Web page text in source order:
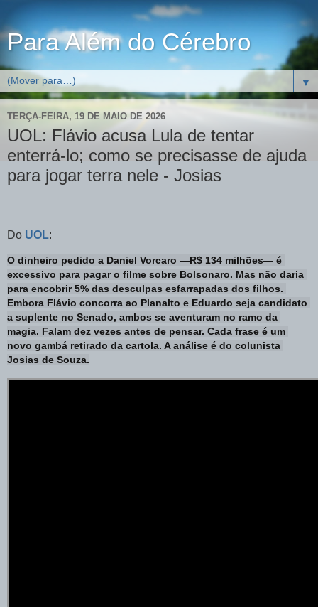
Para Além do Cérebro
▼
TERÇA-FEIRA, 19 DE MAIO DE 2026
UOL: Flávio acusa Lula de tentar
enterrá-lo; como se precisasse de ajuda
para jogar terra nele - Josias
Do UOL:
O dinheiro pedido a Daniel Vorcaro —R$ 134 milhões— é
excessivo para pagar o filme sobre Bolsonaro. Mas não daria
para encobrir 5% das desculpas esfarrapadas dos filhos.
Embora Flávio concorra ao Planalto e Eduardo seja candidato
a suplente no Senado, ambos se aventuram no ramo da
magia. Falam dez vezes antes de pensar. Cada frase é um
novo gambá retirado da cartola. A análise é do colunista
Josias de Souza.